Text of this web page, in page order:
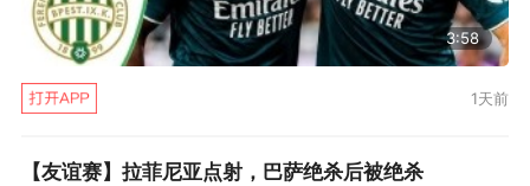
3:58
1天前
【友谊赛】拉菲尼亚点射，巴萨绝杀后被绝杀